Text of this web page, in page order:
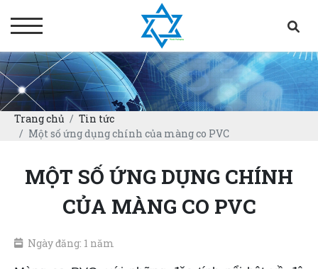
Trang chủ
Tin tức
Một số ứng dụng chính của màng co PVC
MỘT SỐ ỨNG DỤNG CHÍNH
CỦA MÀNG CO PVC
Ngày đăng: 1 năm